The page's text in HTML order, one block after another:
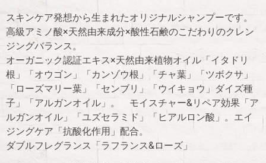
スキンケア発想から生まれたオリジナルシャンプーです。
高級アミノ酸×天然由来成分×酸性石鹸のこだわりのクレン
ジングバランス。
オーガニック認証エキス×天然由来植物オイル「イタドリ
根」「オウゴン」「カンゾウ根」「チャ葉」「ツボクサ」
「ローズマリー葉」「センブリ」「ウイキョウ」ダイズ種
子」「アルガンオイル」。 モイスチャー&リペア効果「ア
ルガンオイル」「ユズセラミド」「ヒアルロン酸」。エイ
ジングケア「抗酸化作用」配合。
ダブルフレグランス「ラフランス&ローズ」